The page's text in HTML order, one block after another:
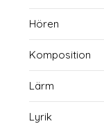
Hören
Komposition
Lärm
Lyrik